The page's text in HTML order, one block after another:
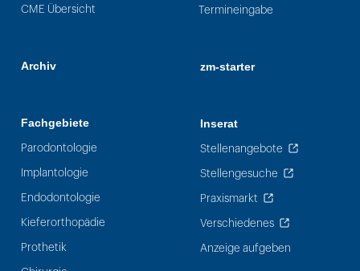
CME Übersicht
Archiv
Fachgebiete
Parodontologie
Implantologie
Endodontologie
Kieferorthopädie
Prothetik
Termineingabe
zm-starter
Inserat
Stellenangebote
Stellengesuche
Praxismarkt
Verschiedenes
Anzeige aufgeben